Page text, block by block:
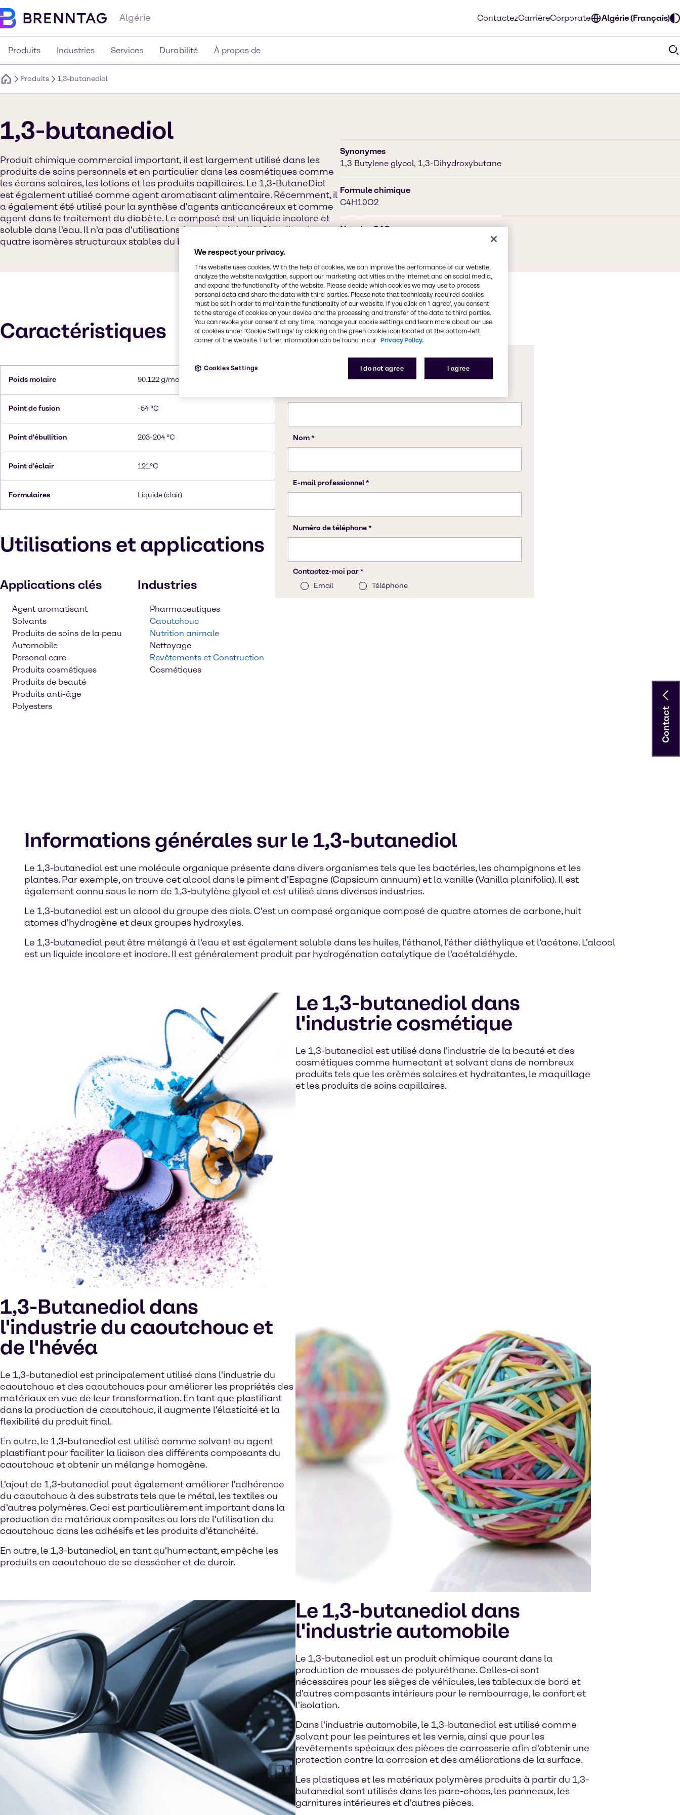
Algérie ContactezCarrièreCorporate Algérie (Français)
Produits Industries Services Durabilité À propos de
Produits 1,3-butanediol
1,3-butanediol
Produit chimique commercial important, il est largement utilisé dans les
produits de soins personnels et en particulier dans les cosmétiques comme
les écrans solaires, les lotions et les produits capillaires. Le 1,3-ButaneDiol
est également utilisé comme agent aromatisant alimentaire. Récemment, il
a également été utilisé pour la synthèse d'agents anticancéreux et comme
agent dans le traitement du diabète. Le composé est un liquide incolore et
soluble dans l'eau. Il n'a pas d'utilisations à grande échelle. C'est l'un des
quatre isomères structuraux stables du butanediol.
Synonymes
1,3 Butylene glycol, 1,3-Dihydroxybutane
Formule chimique
C4H10O2
Numéro CAS
Caractéristiques
Poids molaire 90.122 g/mol
Point de fusion -54 °C
Point d'ébullition 203-204 °C
Point d'éclair 121°C
Formulaires Liquide (clair)
Utilisations et applications
Applications clés
Agent aromatisant
Solvants
Produits de soins de la peau
Automobile
Personal care
Produits cosmétiques
Produits de beauté
Produits anti-âge
Polyesters
Industries
Pharmaceutiques
Caoutchouc
Nutrition animale
Nettoyage
Revêtements et Construction
Cosmétiques
Informations générales sur le 1,3-butanediol
Le 1,3-butanediol est une molécule organique présente dans divers organismes tels que les bactéries, les champignons et les
plantes. Par exemple, on trouve cet alcool dans le piment d'Espagne (Capsicum annuum) et la vanille (Vanilla planifolia). Il est
également connu sous le nom de 1,3-butylène glycol et est utilisé dans diverses industries.
Le 1,3-butanediol est un alcool du groupe des diols. C'est un composé organique composé de quatre atomes de carbone, huit
atomes d'hydrogène et deux groupes hydroxyles.
Le 1,3-butanediol peut être mélangé à l'eau et est également soluble dans les huiles, l'éthanol, l'éther diéthylique et l'acétone. L'alcool
est un liquide incolore et inodore. Il est généralement produit par hydrogénation catalytique de l'acétaldéhyde.
Le 1,3-butanediol dans
l'industrie cosmétique
Le 1,3-butanediol est utilisé dans l'industrie de la beauté et des
cosmétiques comme humectant et solvant dans de nombreux
produits tels que les crèmes solaires et hydratantes, le maquillage
et les produits de soins capillaires.
1,3-Butanediol dans
l'industrie du caoutchouc et
de l'hévéa
Le 1,3-butanediol est principalement utilisé dans l'industrie du
caoutchouc et des caoutchoucs pour améliorer les propriétés des
matériaux en vue de leur transformation. En tant que plastifiant
dans la production de caoutchouc, il augmente l'élasticité et la
flexibilité du produit final.
En outre, le 1,3-butanediol est utilisé comme solvant ou agent
plastifiant pour faciliter la liaison des différents composants du
caoutchouc et obtenir un mélange homogène.
L'ajout de 1,3-butanediol peut également améliorer l'adhérence
du caoutchouc à des substrats tels que le métal, les textiles ou
d'autres polymères. Ceci est particulièrement important dans la
production de matériaux composites ou lors de l'utilisation du
caoutchouc dans les adhésifs et les produits d'étanchéité.
En outre, le 1,3-butanediol, en tant qu'humectant, empêche les
produits en caoutchouc de se dessécher et de durcir.
Le 1,3-butanediol dans
l'industrie automobile
Le 1,3-butanediol est un produit chimique courant dans la
production de mousses de polyuréthane. Celles-ci sont
nécessaires pour les sièges de véhicules, les tableaux de bord et
d'autres composants intérieurs pour le rembourrage, le confort et
l'isolation.
Dans l'industrie automobile, le 1,3-butanediol est utilisé comme
solvant pour les peintures et les vernis, ainsi que pour les
revêtements spéciaux des pièces de carrosserie afin d'obtenir une
protection contre la corrosion et des améliorations de la surface.
Les plastiques et les matériaux polymères produits à partir du 1,3-
butanediol sont utilisés dans les pare-chocs, les panneaux, les
garnitures intérieures et d'autres pièces.
Contact
We respect your privacy.
This website uses cookies. With the help of cookies, we can improve the performance of our website,
analyze the website navigation, support our marketing activities on the internet and on social media,
and expand the functionality of the website. Please decide which cookies we may use to process
personal data and share the data with third parties. Please note that technically required cookies
must be set in order to maintain the functionality of our website. If you click on ’I agree’, you consent
to the storage of cookies on your device and the processing and transfer of the data to third parties.
You can revoke your consent at any time, manage your cookie settings and learn more about our use
of cookies under ‘Cookie Settings’ by clicking on the green cookie icon located at the bottom-left
corner of the website. Further information can be found in our Privacy Policy.
I do not agree I agree
Cookies Settings